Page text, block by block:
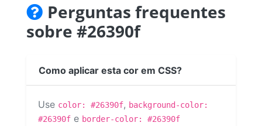
Perguntas frequentes
sobre #26390f
Como aplicar esta cor em CSS?
Use color: #26390f, background-color:
#26390f e border-color: #26390f